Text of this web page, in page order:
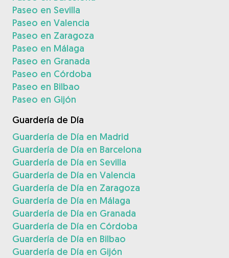
Paseo en Sevilla
Paseo en Valencia
Paseo en Zaragoza
Paseo en Málaga
Paseo en Granada
Paseo en Córdoba
Paseo en Bilbao
Paseo en Gijón
Guardería de Día
Guardería de Día en Madrid
Guardería de Día en Barcelona
Guardería de Día en Sevilla
Guardería de Día en Valencia
Guardería de Día en Zaragoza
Guardería de Día en Málaga
Guardería de Día en Granada
Guardería de Día en Córdoba
Guardería de Día en Bilbao
Guardería de Día en Gijón